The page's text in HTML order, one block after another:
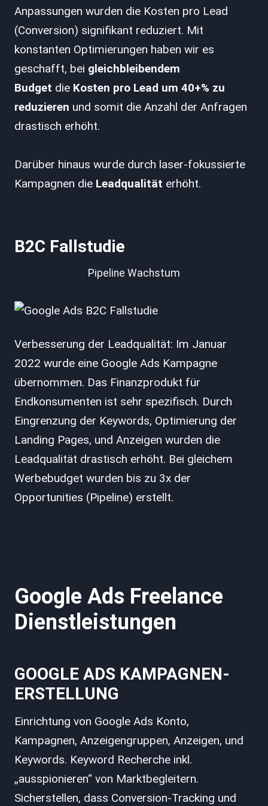
Anpassungen wurden die Kosten pro Lead
(Conversion) signifikant reduziert. Mit
konstanten Optimierungen haben wir es
geschafft, bei gleichbleibendem
Budget die Kosten pro Lead um 40+% zu
reduzieren und somit die Anzahl der Anfragen
drastisch erhöht.
Darüber hinaus wurde durch laser-fokussierte
Kampagnen die Leadqualität erhöht.
B2C Fallstudie
Pipeline Wachstum
Verbesserung der Leadqualität: Im Januar
2022 wurde eine Google Ads Kampagne
übernommen. Das Finanzprodukt für
Endkonsumenten ist sehr spezifisch. Durch
Eingrenzung der Keywords, Optimierung der
Landing Pages, und Anzeigen wurden die
Leadqualität drastisch erhöht. Bei gleichem
Werbebudget wurden bis zu 3x der
Opportunities (Pipeline) erstellt.
Google Ads Freelance
Dienstleistungen
GOOGLE ADS KAMPAGNEN-
ERSTELLUNG
Einrichtung von Google Ads Konto,
Kampagnen, Anzeigengruppen, Anzeigen, und
Keywords. Keyword Recherche inkl.
„ausspionieren“ von Marktbegleitern.
Sicherstellen, dass Conversion-Tracking und